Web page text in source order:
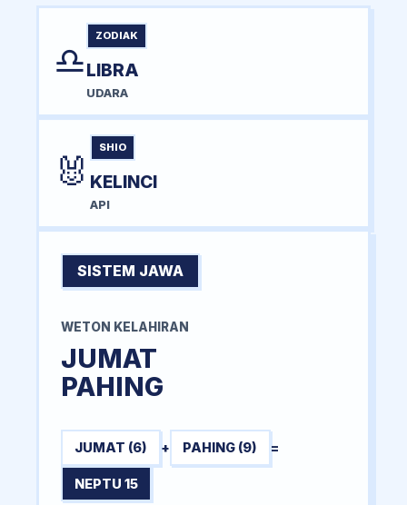
♎
ZODIAK
LIBRA
UDARA
🐰
SHIO
KELINCI
API
SISTEM JAWA
WETON KELAHIRAN
JUMAT
PAHING
JUMAT (6) + PAHING (9) =
NEPTU 15